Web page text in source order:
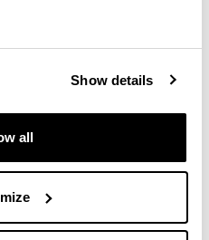
Show details
all
Cristianas (La Salle)